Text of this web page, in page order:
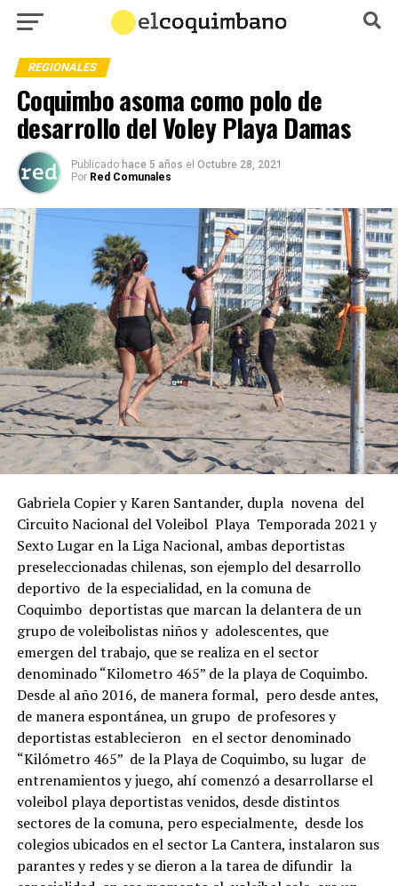
REGIONALES
Coquimbo asoma como polo de
desarrollo del Voley Playa Damas
Publicado hace 5 años el Octubre 28, 2021
Por Red Comunales
Gabriela Copier y Karen Santander, dupla novena del
Circuito Nacional del Voleibol Playa Temporada 2021 y
Sexto Lugar en la Liga Nacional, ambas deportistas
preseleccionadas chilenas, son ejemplo del desarrollo
deportivo de la especialidad, en la comuna de
Coquimbo deportistas que marcan la delantera de un
grupo de voleibolistas niños y adolescentes, que
emergen del trabajo, que se realiza en el sector
denominado “Kilometro 465” de la playa de Coquimbo.
Desde al año 2016, de manera formal, pero desde antes,
de manera espontánea, un grupo de profesores y
deportistas establecieron en el sector denominado
“Kilómetro 465” de la Playa de Coquimbo, su lugar de
entrenamientos y juego, ahí comenzó a desarrollarse el
voleibol playa deportistas venidos, desde distintos
sectores de la comuna, pero especialmente, desde los
colegios ubicados en el sector La Cantera, instalaron sus
parantes y redes y se dieron a la tarea de difundir la